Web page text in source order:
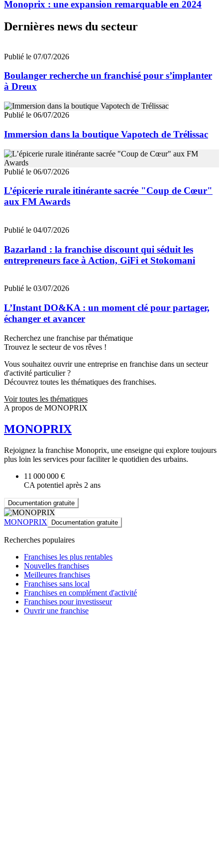
Monoprix : une expansion remarquable en 2024
Dernières news du secteur
Publié le 07/07/2026
Boulanger recherche un franchisé pour s’implanter
à Dreux
Publié le 06/07/2026
Immersion dans la boutique Vapotech de Trélissac
Publié le 06/07/2026
L’épicerie rurale itinérante sacrée "Coup de Cœur"
aux FM Awards
Publié le 04/07/2026
Bazarland : la franchise discount qui séduit les
entrepreneurs face à Action, GiFi et Stokomani
Publié le 03/07/2026
L’Instant DO&KA : un moment clé pour partager,
échanger et avancer
Recherchez une franchise par thématique
Trouvez le secteur de vos rêves !
Vous souhaitez ouvrir une entreprise en franchise dans un secteur
d'activité particulier ?
Découvrez toutes les thématiques des franchises.
Voir toutes les thématiques
A propos de MONOPRIX
MONOPRIX
Rejoignez la franchise Monoprix, une enseigne qui explore toujours
plus loin les services pour faciliter le quotidien des urbains.
11 000 000 €
CA potentiel après 2 ans
Documentation gratuite
MONOPRIX Documentation gratuite
Recherches populaires
Franchises les plus rentables
Nouvelles franchises
Meilleures franchises
Franchises sans local
Franchises en complément d'activité
Franchises pour investisseur
Ouvrir une franchise